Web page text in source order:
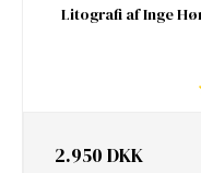
Litografi af Inge
2.950 DKK